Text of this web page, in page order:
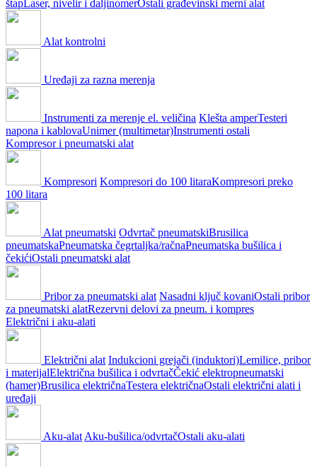
štapLaser, nivelir i daljinomerOstali građevinski merni alat
Alat kontrolni
Uređaji za razna merenja
Instrumenti za merenje el. veličina Klešta amperTesteri
napona i kablovaUnimer (multimetar)Instrumenti ostali
Kompresor i pneumatski alat
Kompresori Kompresori do 100 litaraKompresori preko
100 litara
Alat pneumatski Odvrtač pneumatskiBrusilica
pneumatskaPneumatska čegrtaljka/račnaPneumatska bušilica i
čekićiOstali pneumatski alat
Pribor za pneumatski alat Nasadni ključ kovaniOstali pribor
za pneumatski alatRezervni delovi za pneum. i kompres
Električni i aku-alati
Električni alat Indukcioni grejači (induktori)Lemilice, pribor
i materijalElektrična bušilica i odvrtačČekić elektropneumatski
(hamer)Brusilica električnaTestera električnaOstali električni alati i
uređaji
Aku-alat Aku-bušilica/odvrtačOstali aku-alati